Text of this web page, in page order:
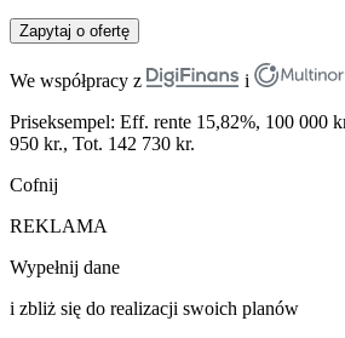
Zapytaj o ofertę
We współpracy z
i
Priseksempel: Eff. rente 15,82%, 100 000
950 kr., Tot. 142 730 kr.
Cofnij
REKLAMA
Wypełnij dane
i zbliż się do realizacji swoich planów